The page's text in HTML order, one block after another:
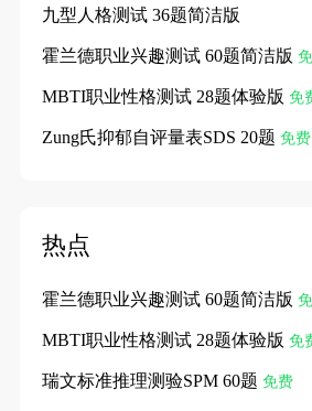
九型人格测试 36题简洁版
霍兰德职业兴趣测试 60题简洁版
MBTI职业性格测试 28题体验版 免
Zung氏抑郁自评量表SDS 20题 免费
热点
霍兰德职业兴趣测试 60题简洁版
MBTI职业性格测试 28题体验版 免
瑞文标准推理测验SPM 60题 免费